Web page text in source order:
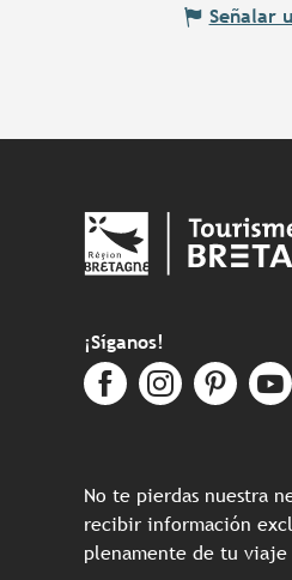
Señalar
¡Síganos!
No te pierdas nuestra
recibir información
plenamente de tu viaje